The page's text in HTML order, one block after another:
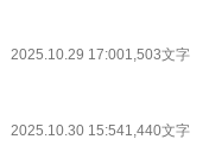
2025.10.29 17:001,503文字
2025.10.30 15:541,440文字